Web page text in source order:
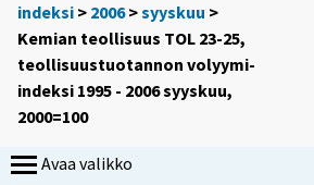
indeksi > 2006>syyskuu >
Kemian teollisuus TOL 23-25,
teollisuustuotannon volyymi-
indeksi 1995 - 2006 syyskuu,
2000=100
Avaa valikko